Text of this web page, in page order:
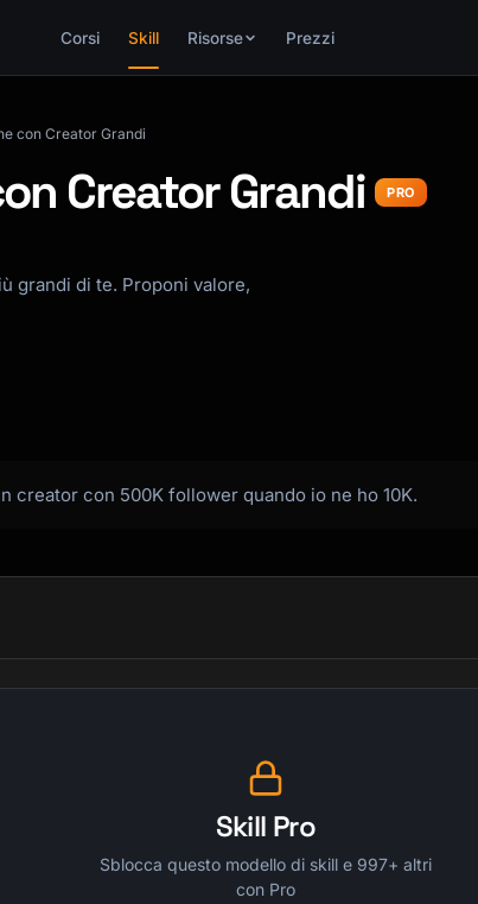
Corsi Skill Risorse Prezzi
con Creator Grandi
Creator Grandi PRO
grandi di te. Proponi valore,
creator con 500K follower quando io ne ho 10K.
Skill Pro
Sblocca questo modello di skill e 997+ altri
con Pro